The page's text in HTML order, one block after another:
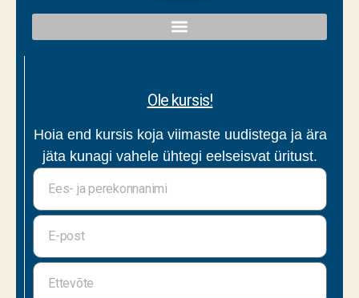
Ole kursis!
Hoia end kursis koja viimaste uudistega ja ära
jäta kunagi vahele ühtegi eelseisvat üritust.